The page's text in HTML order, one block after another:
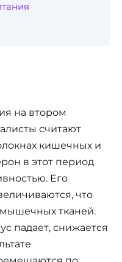
на втором
считают
кишечных и
в этот период
Его
что
тканей.
падает, снижается